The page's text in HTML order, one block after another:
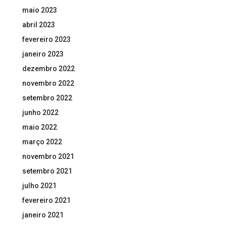
maio 2023
abril 2023
fevereiro 2023
janeiro 2023
dezembro 2022
novembro 2022
setembro 2022
junho 2022
maio 2022
março 2022
novembro 2021
setembro 2021
julho 2021
fevereiro 2021
janeiro 2021